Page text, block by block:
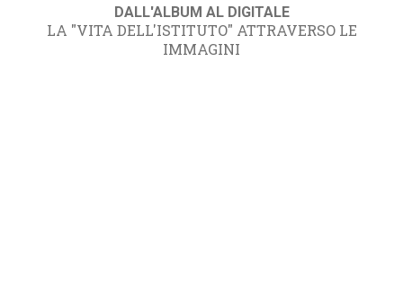
DALL'ALBUM AL DIGITALE
LA "VITA DELL'ISTITUTO" ATTRAVERSO LE
IMMAGINI